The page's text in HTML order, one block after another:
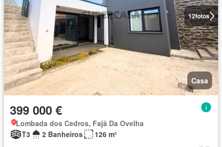
12fotos
Casa
399 000 €
Lombada dos Cedros, Fajã Da Ovelha
T3
2 Banheiros 126 m²